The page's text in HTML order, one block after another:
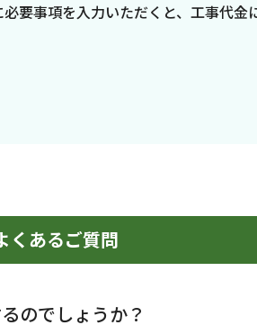
要事項を入力いただくと、工事代金
くあるご質問
のでしょうか？